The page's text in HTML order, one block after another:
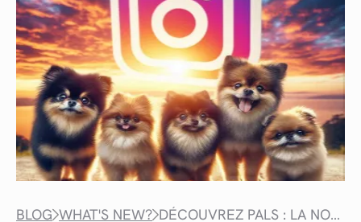
BLOG WHAT'S NEW? DÉCOUVREZ PALS : LA NOUVELLE FONCTIONNALITÉ INSTAGRAM